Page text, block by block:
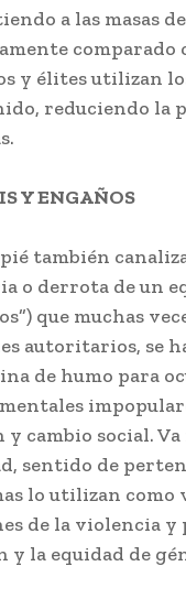
a las masas
comparado
y élites utilizan
reduciendo la
Y ENGAÑOS
también
o derrota de un
que muchas
autoritarios, se
de humo para
y cambio social.
sentido de
lo utilizan como
de la violencia
y la equidad de